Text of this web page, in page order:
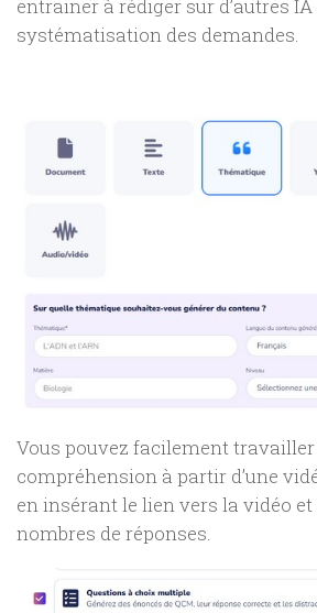
entrainer à rédiger sur d’autres
systématisation des demandes.
Vous pouvez facilement travailler
compréhension à partir d’une
en insérant le lien vers la vidéo
nombres de réponses.